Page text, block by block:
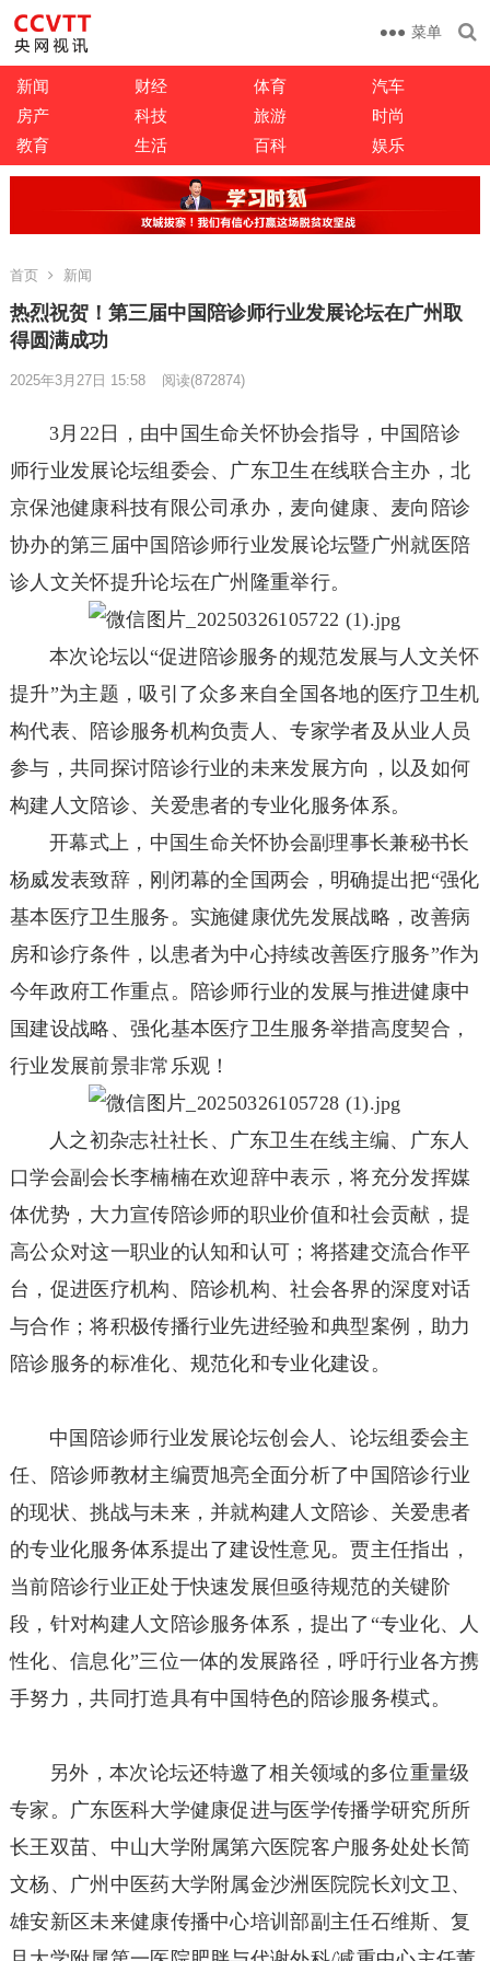
菜单
新闻 财经 体育
汽车
房产
科技 旅游
时尚
教育
生活 百科 娱乐
首页 新闻
热烈祝贺！第三届中国陪诊师行业发展论坛在广州取
得圆满成功
2025年3月27日 15:58 阅读(872874)
3月22日，由中国生命关怀协会指导，中国陪诊
师行业发展论坛组委会、广东卫生在线联合主办，北
京保池健康科技有限公司承办，麦向健康、麦向陪诊
协办的第三届中国陪诊师行业发展论坛暨广州就医陪
诊人文关怀提升论坛在广州隆重举行。
本次论坛以“促进陪诊服务的规范发展与人文关怀
提升”为主题，吸引了众多来自全国各地的医疗卫生机
构代表、陪诊服务机构负责人、专家学者及从业人员
参与，共同探讨陪诊行业的未来发展方向，以及如何
构建人文陪诊、关爱患者的专业化服务体系。
开幕式上，中国生命关怀协会副理事长兼秘书长
杨威发表致辞，刚闭幕的全国两会，明确提出把“强化
基本医疗卫生服务。实施健康优先发展战略，改善病
房和诊疗条件，以患者为中心持续改善医疗服务”作为
今年政府工作重点。陪诊师行业的发展与推进健康中
国建设战略、强化基本医疗卫生服务举措高度契合，
行业发展前景非常乐观！
人之初杂志社社长、广东卫生在线主编、广东人
口学会副会长李楠楠在欢迎辞中表示，将充分发挥媒
体优势，大力宣传陪诊师的职业价值和社会贡献，提
高公众对这一职业的认知和认可；将搭建交流合作平
台，促进医疗机构、陪诊机构、社会各界的深度对话
与合作；将积极传播行业先进经验和典型案例，助力
陪诊服务的标准化、规范化和专业化建设。
中国陪诊师行业发展论坛创会人、论坛组委会主
任、陪诊师教材主编贾旭亮全面分析了中国陪诊行业
的现状、挑战与未来，并就构建人文陪诊、关爱患者
的专业化服务体系提出了建设性意见。贾主任指出，
当前陪诊行业正处于快速发展但亟待规范的关键阶
段，针对构建人文陪诊服务体系，提出了“专业化、人
性化、信息化”三位一体的发展路径，呼吁行业各方携
手努力，共同打造具有中国特色的陪诊服务模式。
另外，本次论坛还特邀了相关领域的多位重量级
专家。广东医科大学健康促进与医学传播学研究所所
长王双苗、中山大学附属第六医院客户服务处处长简
文杨、广州中医药大学附属金沙洲医院院长刘文卫、
雄安新区未来健康传播中心培训部副主任石维斯、复